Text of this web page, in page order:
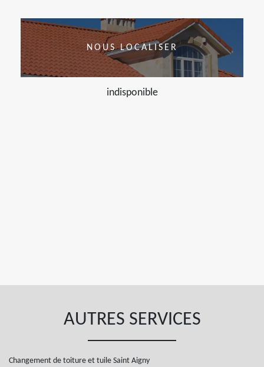
NOUS LOCALISER
indisponible
AUTRES SERVICES
Changement de toiture et tuile Saint Aigny